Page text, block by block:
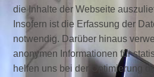
die Inhalte der Webseite
Insofern ist die Erfassung der
notwendig. Darüber hinaus
anonymen Informationen für
helfen uns bei der Optimierung